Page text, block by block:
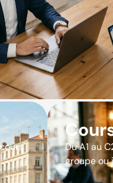
Du A1 au
groupe ou